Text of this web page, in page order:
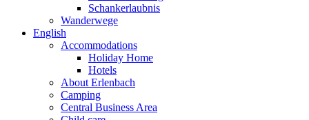
Schankerlaubnis
Wanderwege
English
Accommodations
Holiday Home
Hotels
About Erlenbach
Camping
Central Business Area